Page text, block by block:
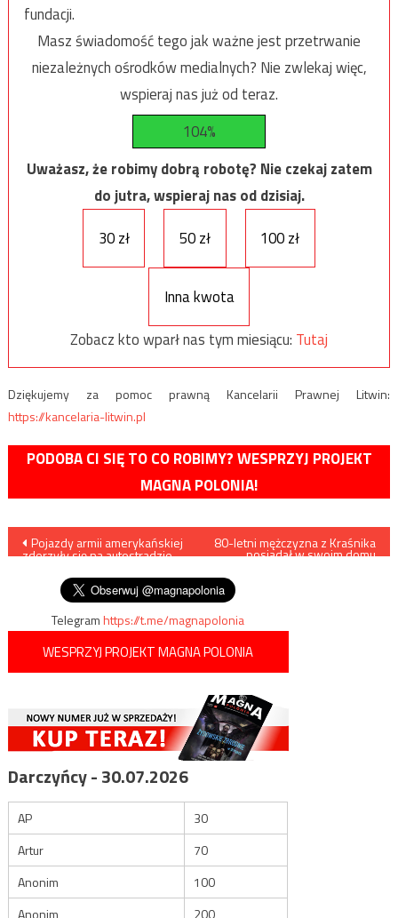
fundacji.
Masz świadomość tego jak ważne jest przetrwanie
niezależnych ośrodków medialnych? Nie zwlekaj więc,
wspieraj nas już od teraz.
104%
Uważasz, że robimy dobrą robotę? Nie czekaj zatem
do jutra, wspieraj nas od dzisiaj.
30 zł
50 zł 100 zł
Inna kwota
Zobacz kto wparł nas tym miesiącu: Tutaj
Dziękujemy za pomoc prawną Kancelarii Prawnej Litwin:
https://kancelaria-litwin.pl
PODOBA CI SIĘ TO CO ROBIMY? WESPRZYJ PROJEKT
MAGNA POLONIA!
Nawigacja
wpisu
Pojazdy armii amerykańskiej
zderzyły się na autostradzie
80-letni mężczyzna z Kraśnika
posiadał w swoim domu
Telegramhttps://t.me/magnapolonia
WESPRZYJ PROJEKT MAGNA POLONIA
Darczyńcy - 30.07.2026
AP
30
Artur
70
Anonim
100
Anonim
200